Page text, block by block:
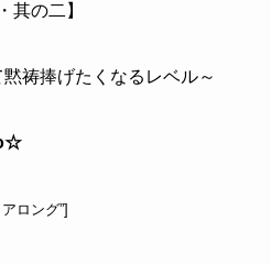
其の二】
祷捧げたくなるレベル～
ロング”]